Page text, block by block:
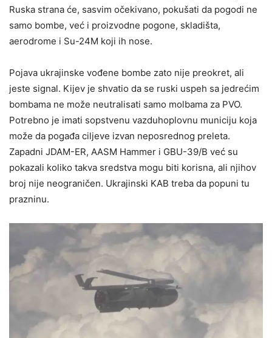
Ruska strana će, sasvim očekivano, pokušati da pogodi ne
samo bombe, već i proizvodne pogone, skladišta,
aerodrome i Su-24M koji ih nose.
Pojava ukrajinske vođene bombe zato nije preokret, ali
jeste signal. Kijev je shvatio da se ruski uspeh sa jedrećim
bombama ne može neutralisati samo molbama za PVO.
Potrebno je imati sopstvenu vazduhoplovnu municiju koja
može da pogađa ciljeve izvan neposrednog preleta.
Zapadni JDAM-ER, AASM Hammer i GBU-39/B već su
pokazali koliko takva sredstva mogu biti korisna, ali njihov
broj nije neograničen. Ukrajinski KAB treba da popuni tu
prazninu.